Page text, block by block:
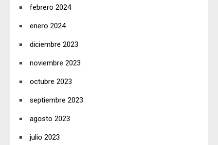
febrero 2024
enero 2024
diciembre 2023
noviembre 2023
octubre 2023
septiembre 2023
agosto 2023
julio 2023